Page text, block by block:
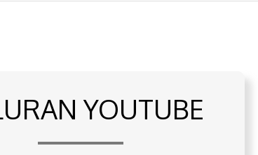
YOUTUBE